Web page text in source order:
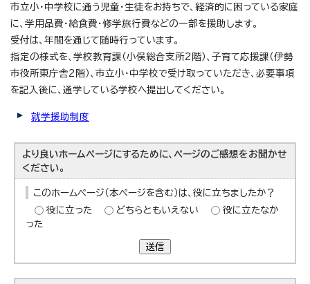
市立小・中学校に通う児童・生徒をお持ちで、経済的に困っている家庭
に、学用品費・給食費・修学旅行費などの一部を援助します。
受付は、年間を通じて随時行っています。
指定の様式を、学校教育課（小俣総合支所2階）、子育て応援課（伊勢
市役所東庁舎2階）、市立小・中学校で受け取っていただき、必要事項
を記入後に、通学している学校へ提出してください。
就学援助制度
より良いホームページにするために、ページのご感想をお聞かせ
ください。
このホームページ（本ページを含む）は、役に立ちましたか？
役に立った
どちらともいえない
役に立たなか
った
送信